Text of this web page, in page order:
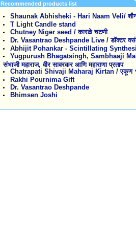
Recommended products list
Shaunak Abhisheki - Hari Naam Veli/
T Light Candle stand
Chutney Niger seed / कारळे चटणी
Dr. Vasantrao Deshpande Live / डॉक्टर
Abhijit Pohankar - Scintillating
Yugpurush Bhagatsingh, Sambhaaji
संभाजी महाराज, वीर सावरकर आणि महाराणा प्रताप
Chatrapati Shivaji Maharaj Kirtan / एकूण १३
Rakhi Pournima Gift
Dr. Vasantrao Deshpande
Bhimsen Joshi